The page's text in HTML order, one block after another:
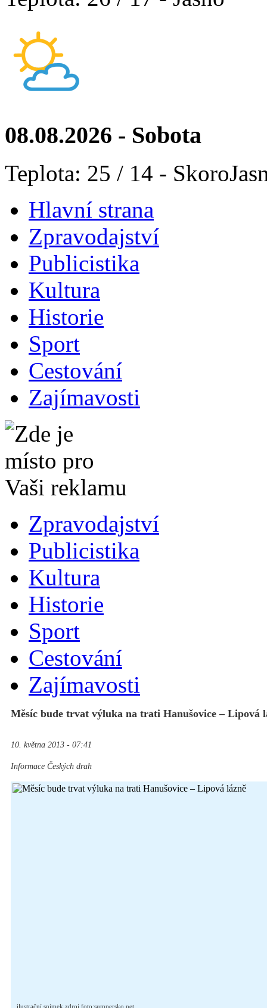
08.08.2026 - Sobota
Teplota: 25 / 14 -
Hlavní strana
Zpravodajství
Publicistika
Kultura
Historie
Sport
Cestování
Zajímavosti
Zpravodajství
Publicistika
Kultura
Historie
Sport
Cestování
Zajímavosti
Měsíc bude trvat výluka na trati Hanušovice – Lipová
10. května 2013 - 07:41
Informace Českých drah
ilustrační snímek zdroj foto:sumpersko.net